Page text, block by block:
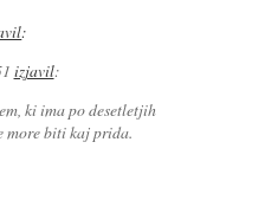
:
izjavil:
ki ima po desetletjih
more biti kaj prida.